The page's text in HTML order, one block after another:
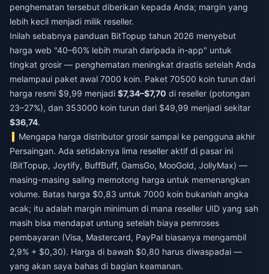
penghematan tersebut diberikan kepada Anda; margin yang
lebih kecil menjadi milik reseller.
Inilah sebabnya panduan BitTopup tahun 2026 menyebut
harga web "40–60% lebih murah daripada in-app" untuk
tingkat grosir — penghematan meningkat drastis setelah Anda
melampaui paket awal 7000 koin. Paket 70500 koin turun dari
harga resmi $9,99 menjadi $7,34–$7,70 di reseller (potongan
23–27%), dan 353000 koin turun dari $49,99 menjadi sekitar
$36,74.
Mengapa harga distributor grosir sampai ke pengguna akhir
Persaingan. Ada setidaknya lima reseller aktif di pasar ini
(BitTopup, Joytify, BuffBuff, GamsGo, MooGold, JollyMax) —
masing-masing saling memotong harga untuk memenangkan
volume. Batas harga $0,83 untuk 7000 koin bukanlah angka
acak; itu adalah margin minimum di mana reseller UID yang sah
masih bisa mendapat untung setelah biaya pemroses
pembayaran (Visa, Mastercard, PayPal biasanya mengambil
2,9% + $0,30). Harga di bawah $0,80 harus diwaspadai —
yang akan saya bahas di bagian keamanan.